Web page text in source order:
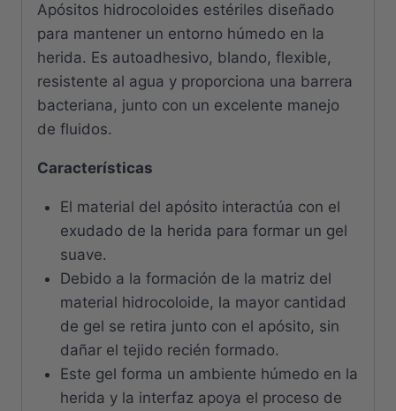
Apósitos hidrocoloides estériles diseñado
para mantener un entorno húmedo en la
herida. Es autoadhesivo, blando, flexible,
resistente al agua y proporciona una barrera
bacteriana, junto con un excelente manejo
de fluidos.
Características
El material del apósito interactúa con el
exudado de la herida para formar un gel
suave.
Debido a la formación de la matriz del
material hidrocoloide, la mayor cantidad
de gel se retira junto con el apósito, sin
dañar el tejido recién formado.
Este gel forma un ambiente húmedo en la
herida y la interfaz apoya el proceso de